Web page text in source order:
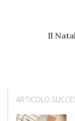
Il
ARTICOLO